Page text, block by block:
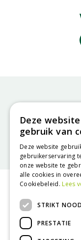
Deze
gebruik van
Deze website
gebruikerservaring
onze website te
alle cookies in
Cookiebeleid.Lees
STRIKT
PRESTATIE